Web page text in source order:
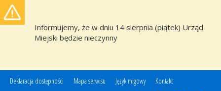
Informujemy, że w dniu 14 sierpnia (piątek) Urząd
Miejski będzie nieczynny
Deklaracja dostępności Mapa serwisu Język migowy
Kontakt